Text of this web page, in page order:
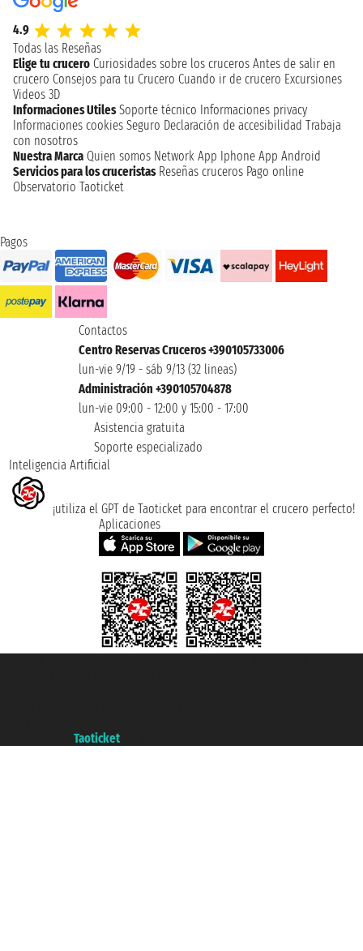
4.9
Todas las Reseñas
Elige tu crucero Curiosidades sobre los cruceros Antes de salir en
crucero Consejos para tu Crucero Cuando ir de crucero Excursiones
Videos 3D
Informaciones Utiles Soporte técnico Informaciones privacy
Informaciones cookies Seguro Declaración de accesibilidad Trabaja
con nosotros
Nuestra Marca Quien somos Network App Iphone App Android
Servicios para los cruceristas Reseñas cruceros Pago online
Observatorio Taoticket
Pagos
Contactos
Centro Reservas Cruceros +390105733006
lun-vie 9/19 - sáb 9/13 (32 lineas)
Administración +390105704878
lun-vie 09:00 - 12:00 y 15:00 - 17:00
Asistencia gratuita
Soporte especializado
Inteligencia Artificial
¡utiliza el GPT de Taoticket para encontrar el crucero perfecto!
Aplicaciones
Taoticket